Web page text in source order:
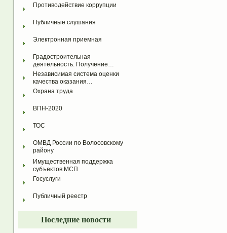
Противодействие коррупции
Публичные слушания
Электронная приемная
Градостроительная
деятельность. Получение…
Независимая система оценки
качества оказания…
Охрана труда
ВПН-2020
ТОС
ОМВД России по Волосовскому
району
Имущественная поддержка
субъектов МСП
Госуслуги
Публичный реестр
Последние новости